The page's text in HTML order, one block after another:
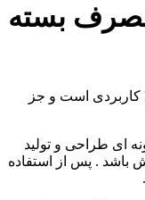
مصرف بسته
است و جز
ای طراحی و تولید
باشد . پس از استفاده